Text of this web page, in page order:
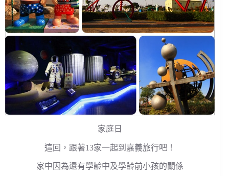
家庭日
這回，跟著13家一起到嘉義旅行吧！
家中因為還有學齡中及學齡前小孩的關係